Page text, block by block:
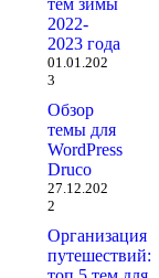
тем зимы
2022-
2023 года
01.01.202
3
Обзор
темы для
WordPress
Druco
27.12.202
2
Организация
путешествий: